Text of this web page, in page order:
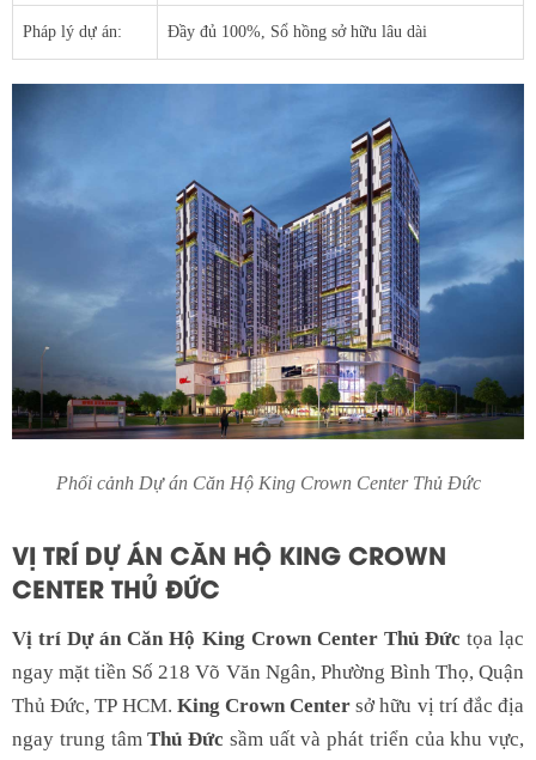
Pháp lý dự án: Đầy đủ 100%, Sổ hồng sở hữu lâu dài
Phối cảnh Dự án Căn Hộ King Crown Center Thủ Đức
VỊ TRÍ DỰ ÁN CĂN HỘ KING CROWN
CENTER THỦ ĐỨC
Vị trí Dự án Căn Hộ King Crown Center Thủ Đức tọa lạc
ngay mặt tiền Số 218 Võ Văn Ngân, Phường Bình Thọ, Quận
Thủ Đức, TP HCM. King Crown Center sở hữu vị trí đắc địa
ngay trung tâmThủ Đức sầm uất và phát triển của khu vực,